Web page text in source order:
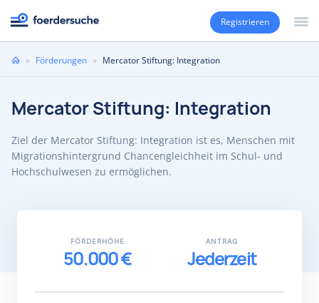
Registrieren
Sie» Förderungen » Mercator Stiftung: Integration
Mercator Stiftung: Integration
Ziel der Mercator Stiftung: Integration ist es, Menschen mit
Migrationshintergrund Chancengleichheit im Schul- und
Hochschulwesen zu ermöglichen.
FÖRDERHÖHE
50.000 €
ANTRAG
Jederzeit